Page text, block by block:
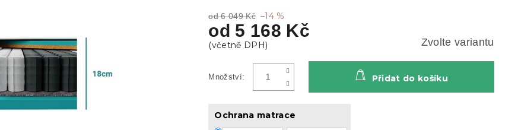
od 6 049 Kč –14 %
od 5 168 Kč
Zvolte variantu
Ochrana matrace
Přidat do košíku